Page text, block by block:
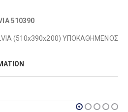
510390
(510x390x200) ΥΠΟΚΑΘΗΜΕΝΟΣ